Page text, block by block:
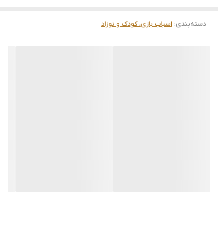
دسته‌بندی: اسباب بازی، کودک و نوزاد